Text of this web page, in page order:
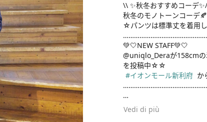
\\ ✨秋冬おすすめコーデ
秋冬のモノトーンコーデ
☆パンツは標準丈を着用
💚🤍NEW STAFF💚🤍
@uniqlo_Deraが158cmの
#イオンモール新利府 か
#uniqlo
#uniqloコーデ
Vedi di più